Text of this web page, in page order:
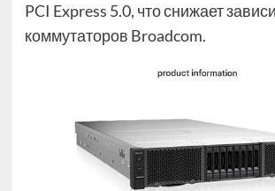
PCI Express 5.0, что снижает
коммутаторов Broadcom.